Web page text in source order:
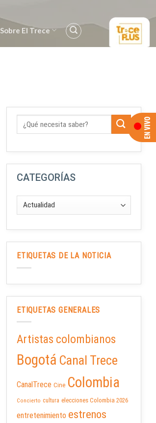
Sobre El Trece
CATEGORÍAS
ETIQUETAS DE LA NOTICIA
ETIQUETAS GENERALES
Artistas colombianos
Bogotá Canal Trece
CanalTrece Cine Colombia
Concierto cultura elecciones Colombia 2026
entretenimiento estrenos